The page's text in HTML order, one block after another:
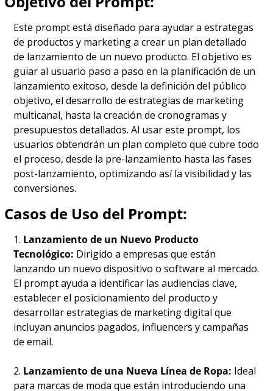
Este prompt está diseñado para ayudar a estrategas
de productos y marketing a crear un plan detallado
de lanzamiento de un nuevo producto. El objetivo es
guiar al usuario paso a paso en la planificación de un
lanzamiento exitoso, desde la definición del público
objetivo, el desarrollo de estrategias de marketing
multicanal, hasta la creación de cronogramas y
presupuestos detallados. Al usar este prompt, los
usuarios obtendrán un plan completo que cubre todo
el proceso, desde la pre-lanzamiento hasta las fases
post-lanzamiento, optimizando así la visibilidad y las
conversiones.
Casos de Uso del Prompt:
1. Lanzamiento de un Nuevo Producto
Tecnológico: Dirigido a empresas que están
lanzando un nuevo dispositivo o software al mercado.
El prompt ayuda a identificar las audiencias clave,
establecer el posicionamiento del producto y
desarrollar estrategias de marketing digital que
incluyan anuncios pagados, influencers y campañas
de email.
2. Lanzamiento de una Nueva Línea de Ropa: Ideal
para marcas de moda que están introduciendo una